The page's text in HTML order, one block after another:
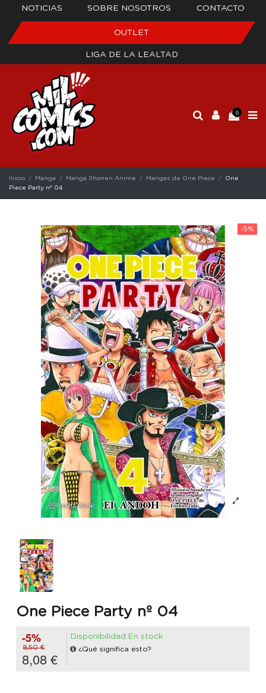
NOTICIAS SOBRE NOSOTROS CONTACTO
OUTLET
LIGA DE LA LEALTAD
0
Inicio Manga Manga Shonen Anime Mangas de One Piece
One
Piece Party nº 04
-5%
One Piece Party nº 04
-5%
8,50 €
8,08 €
Disponibilidad:En stock
¿Qué significa esto?